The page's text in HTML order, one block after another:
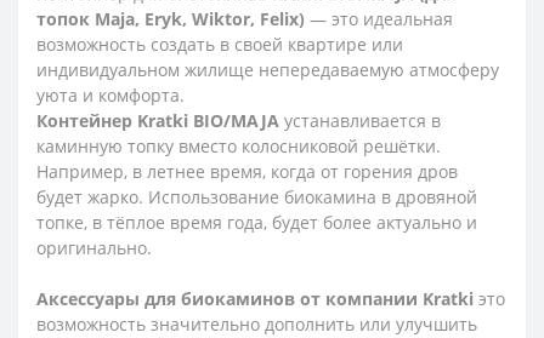
топок Maja, Eryk, Wiktor, Felix) — это идеальная
возможность создать в своей квартире или
индивидуальном жилище непередаваемую атмосферу
уюта и комфорта.
Контейнер Kratki BIO/MAJA устанавливается в
каминную топку вместо колосниковой решётки.
Например, в летнее время, когда от горения дров
будет жарко. Использование биокамина в дровяной
топке, в тёплое время года, будет более актуально и
оригинально.
Аксессуары для биокаминов от компании Kratki это
возможность значительно дополнить или улучшить